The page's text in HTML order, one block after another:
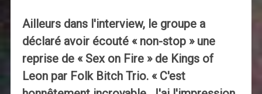
Ailleurs dans l'interview, le groupe a
déclaré avoir écouté « non-stop » une
reprise de « Sex on Fire » de Kings of
Leon par Folk Bitch Trio. « C'est